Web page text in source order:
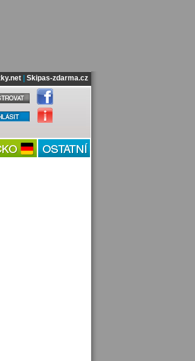
| Skipas-zdarma.cz